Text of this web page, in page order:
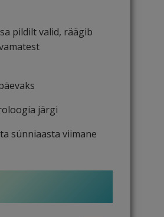
pildilt valid, räägib
järgi
sünniaasta viimane